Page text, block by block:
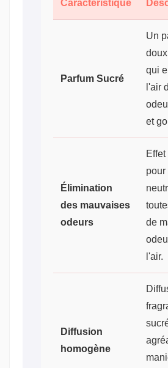
Caractéristique
Parfum Sucré
Un
qui
l'air
et
Élimination
des mauvaises
odeurs
pour
de
l'air.
Diffusion
homogène